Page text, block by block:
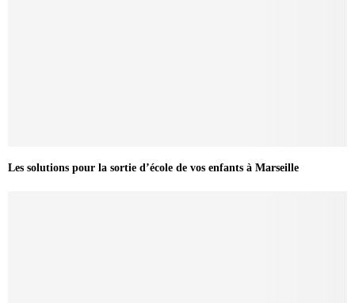
Les solutions pour la sortie d’école de vos enfants à Marseille